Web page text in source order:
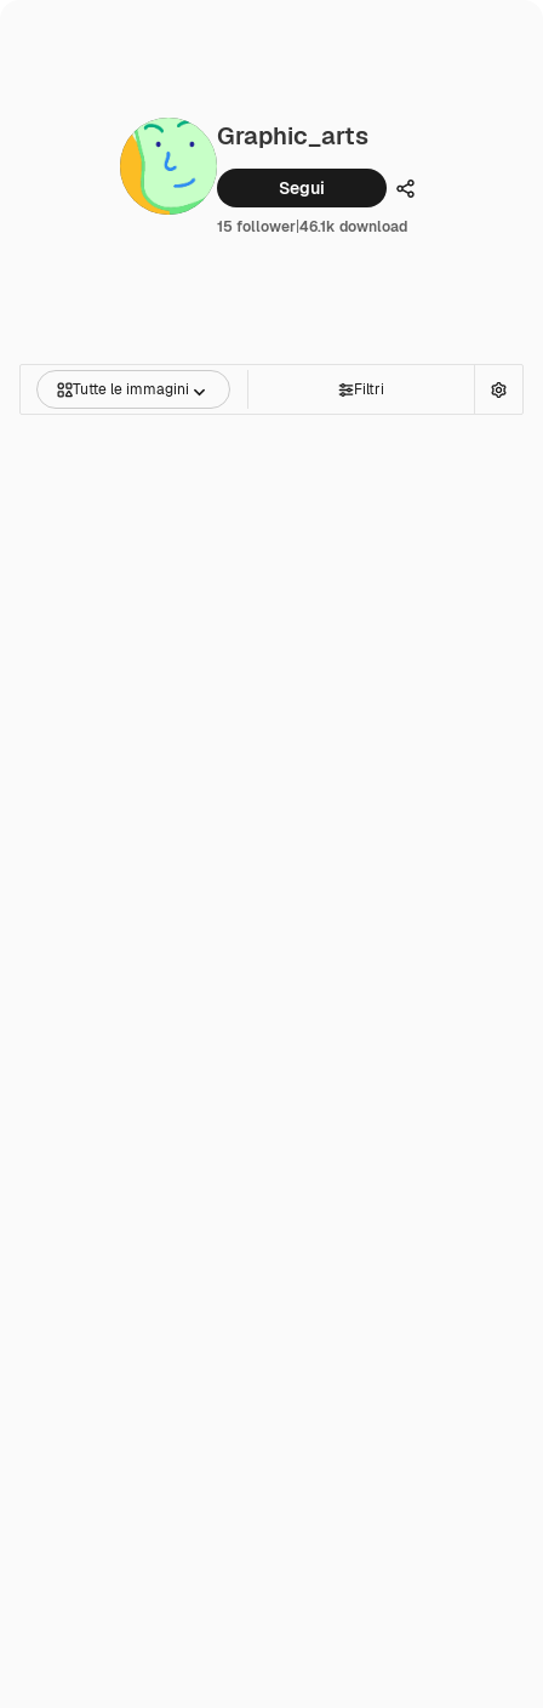
Graphic_arts
Segui Condividi
15 follower|46.1k download
Tutte le immagini Filtri